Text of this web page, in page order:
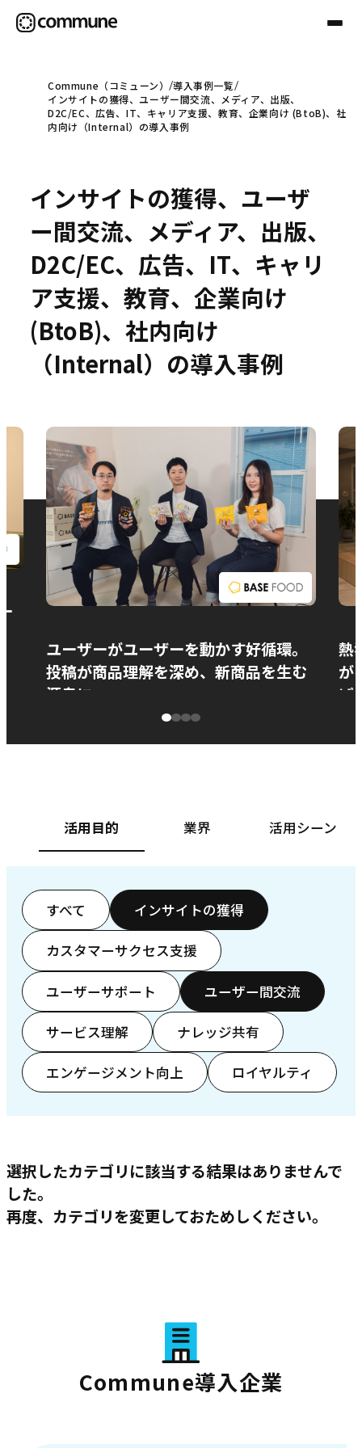
Communeについて
事例
セミナー
お役立ち情報
Commune（コミューン）
導入事例一覧
インサイトの獲得、ユーザー間交流、メディア、出版、
D2C/EC、広告、IT、キャリア支援、教育、企業向け (BtoB)、社
内向け（Internal）の導入事例
インサイトの獲得、ユーザ
ー間交流、メディア、出版、
D2C/EC、広告、IT、キャリ
ア支援、教育、企業向け
(BtoB)、社内向け
（Internal）の導入事例
ユーザーがユーザーを動かす好循環。
投稿が商品理解を深め、新商品を生む
源泉に
熱
が
ぱ
活用目的 業界 活用シーン
すべて インサイトの獲得
カスタマーサクセス支援
ユーザーサポート ユーザー間交流
サービス理解 ナレッジ共有
エンゲージメント向上 ロイヤルティ
選択したカテゴリに該当する結果はありませんで
した。
再度、カテゴリを変更しておためしください。
Commune導入企業